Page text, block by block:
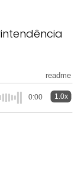
readme
0:00 1.0x